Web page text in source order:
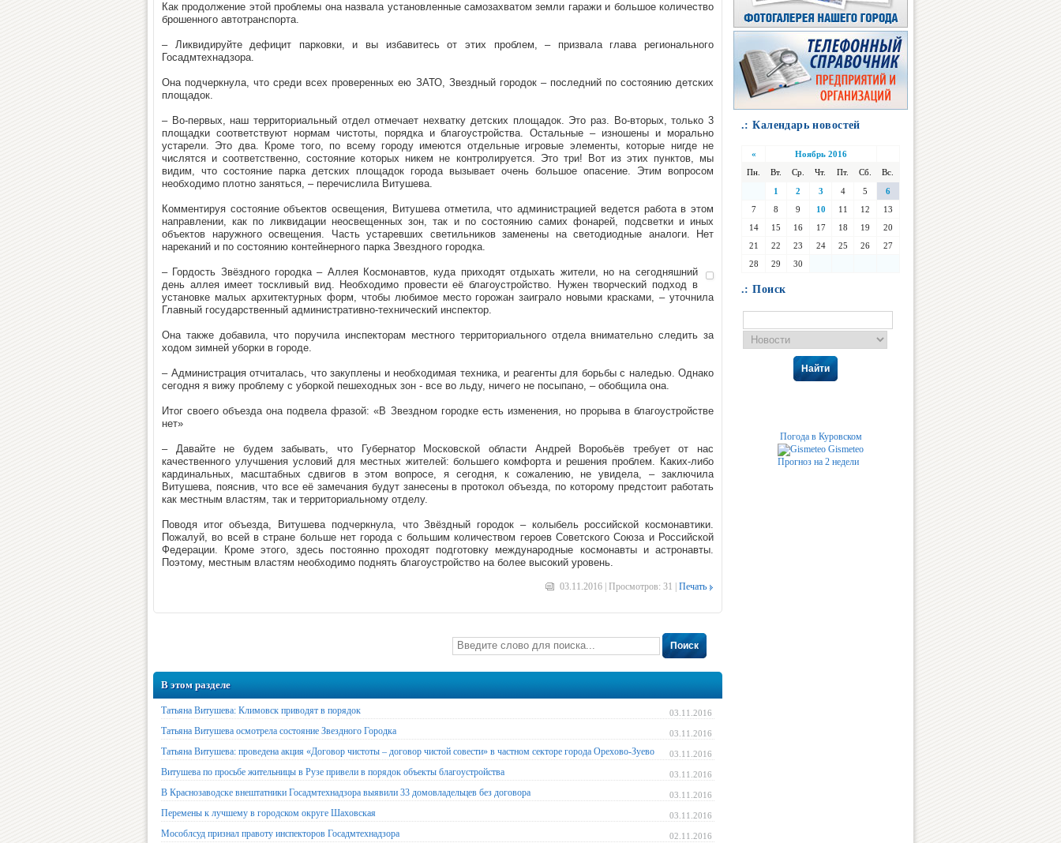
Как продолжение этой проблемы она назвала установленные самозахватом земли гаражи и большое количество
брошенного автотранспорта.
– Ликвидируйте дефицит парковки, и вы избавитесь от этих проблем, – призвала глава регионального
Госадмтехнадзора.
Она подчеркнула, что среди всех проверенных ею ЗАТО, Звездный городок – последний по состоянию детских
площадок.
– Во-первых, наш территориальный отдел отмечает нехватку детских площадок. Это раз. Во-вторых, только 3
площадки соответствуют нормам чистоты, порядка и благоустройства. Остальные – изношены и морально
устарели. Это два. Кроме того, по всему городу имеются отдельные игровые элементы, которые нигде не
числятся и соответственно, состояние которых никем не контролируется. Это три! Вот из этих пунктов, мы
видим, что состояние парка детских площадок города вызывает очень большое опасение. Этим вопросом
необходимо плотно заняться, – перечислила Витушева.
Комментируя состояние объектов освещения, Витушева отметила, что администрацией ведется работа в этом
направлении, как по ликвидации неосвещенных зон, так и по состоянию самих фонарей, подсветки и иных
объектов наружного освещения. Часть устаревших светильников заменены на светодиодные аналоги. Нет
нареканий и по состоянию контейнерного парка Звездного городка.
– Гордость Звёздного городка – Аллея Космонавтов, куда приходят отдыхать жители, но на сегодняшний
день аллея имеет тоскливый вид. Необходимо провести её благоустройство. Нужен творческий подход в
установке малых архитектурных форм, чтобы любимое место горожан заиграло новыми красками, – уточнила
Главный государственный административно-технический инспектор.
Она также добавила, что поручила инспекторам местного территориального отдела внимательно следить за
ходом зимней уборки в городе.
– Администрация отчиталась, что закуплены и необходимая техника, и реагенты для борьбы с наледью. Однако
сегодня я вижу проблему с уборкой пешеходных зон - все во льду, ничего не посыпано, – обобщила она.
Итог своего объезда она подвела фразой: «В Звездном городке есть изменения, но прорыва в благоустройстве
нет»
– Давайте не будем забывать, что Губернатор Московской области Андрей Воробьёв требует от нас
качественного улучшения условий для местных жителей: большего комфорта и решения проблем. Каких-либо
кардинальных, масштабных сдвигов в этом вопросе, я сегодня, к сожалению, не увидела, – заключила
Витушева, пояснив, что все её замечания будут занесены в протокол объезда, по которому предстоит работать
как местным властям, так и территориальному отделу.
Поводя итог объезда, Витушева подчеркнула, что Звёздный городок – колыбель российской космонавтики.
Пожалуй, во всей в стране больше нет города с большим количеством героев Советского Союза и Российской
Федерации. Кроме этого, здесь постоянно проходят подготовку международные космонавты и астронавты.
Поэтому, местным властям необходимо поднять благоустройство на более высокий уровень.
03.11.2016 | Просмотров: 31 | Печать
Поиск
В этом разделе
03.11.2016
Татьяна Витушева: Климовск приводят в порядок
03.11.2016
Татьяна Витушева осмотрела состояние Звездного Городка
03.11.2016
Татьяна Витушева: проведена акция «Договор чистоты – договор чистой совести» в частном секторе города Орехово-Зуево
03.11.2016
Витушева по просьбе жительницы в Рузе привели в порядок объекты благоустройства
03.11.2016
В Краснозаводске внештатники Госадмтехнадзора выявили 33 домовладельцев без договора
03.11.2016
Перемены к лучшему в городском округе Шаховская
02.11.2016
Мособлсуд признал правоту инспекторов Госадмтехнадзора
.: Календарь новостей
«
Ноябрь 2016
Пн.
Вт. Ср. Чт. Пт. Сб.
Вс.
1
2 3 4 5
6
7
8 9 10 11 12
13
14
15 16 17 18 19
20
21
22 23 24 25 26
27
28
29 30
.: Поиск
Найти
Погода в Куровском
Gismeteo
Прогноз на 2 недели